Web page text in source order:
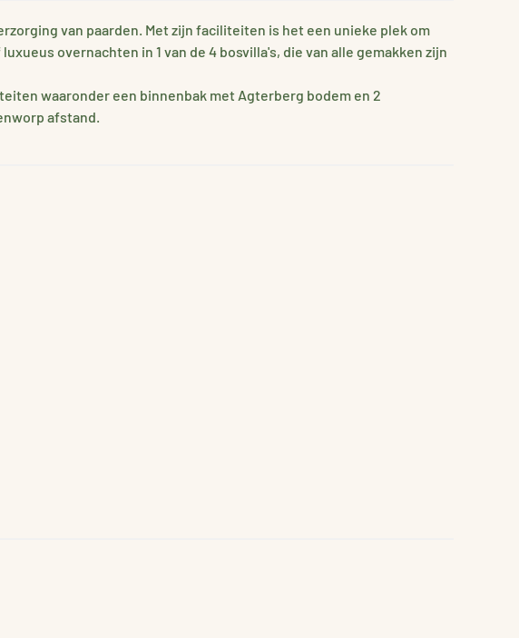
van paarden. Met zijn faciliteiten is het een unieke plek om
overnachten in 1 van de 4 bosvilla's, die van alle gemakken zijn
waaronder een binnenbak met Agterberg bodem en 2
afstand.